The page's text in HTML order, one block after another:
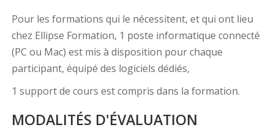
Pour les formations qui le nécessitent, et qui ont lieu
chez Ellipse Formation, 1 poste informatique connecté
(PC ou Mac) est mis à disposition pour chaque
participant, équipé des logiciels dédiés,
1 support de cours est compris dans la formation.
MODALITÉS D'ÉVALUATION